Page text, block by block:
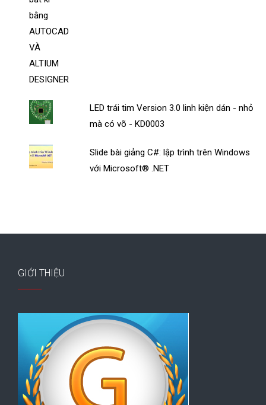
LED trái tim Version 3.0 linh kiện dán - nhỏ
mà có võ - KD0003
Slide bài giảng C#: lập trình trên Windows
với Microsoft® .NET
GIỚI THIỆU